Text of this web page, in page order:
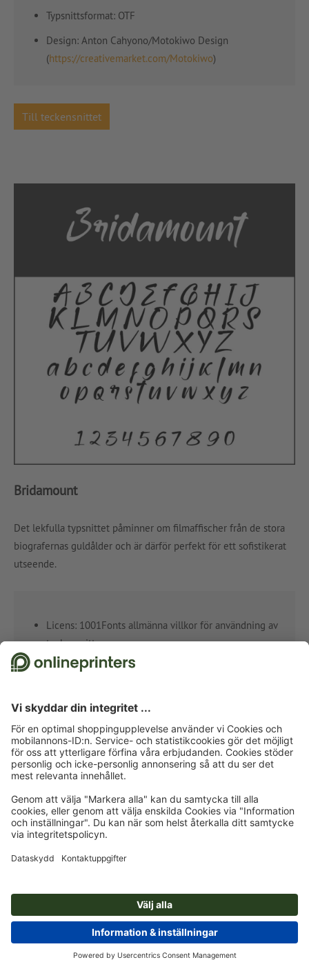
Typsnittsformat: OTF
Design: Anton Cahyono/Motokiwo Design
(https://creativemarket.com/Motokiwo)
Till teckensnittet
Bridamount
Det lekfulla typsnittet påminner om filmaffischer från de stora
biografernas guldålder och är därför perfekt för ett sofistikerat
utseende.
Licens: 1001Fonts allmänna villkor för användning av
teckensnitt
(https://www.1001fonts.com/licenses/general-font-
Gratis endast för privat bruk; kommersiellt:
Hämta direkt som en zip-fil
Fontformat: OTF, TTF
Design: GlyphStyle
( https://fontbundles.net/glyphstyle)